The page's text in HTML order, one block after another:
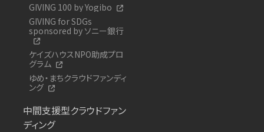
GIVING 100 by Yogibo
GIVING for SDGs
sponsored by ソニー銀行
ケイズハウスNPO助成プロ
グラム
ゆめ・まちクラウドファンディ
ング
中間支援型クラウドファン
ディング